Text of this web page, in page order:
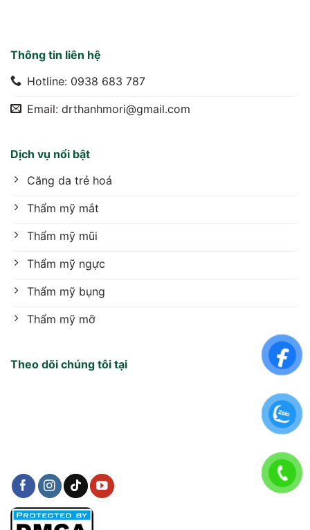
Thông tin liên hệ
Hotline: 0938 683 787
Email: drthanhmori@gmail.com
Dịch vụ nổi bật
Căng da trẻ hoá
Thẩm mỹ mắt
Thẩm mỹ mũi
Thẩm mỹ ngực
Thẩm mỹ bụng
Thẩm mỹ mỡ
Theo dõi chúng tôi tại